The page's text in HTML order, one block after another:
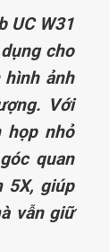
UC W31
cho
hình ảnh
Với
họp nhỏ
quan
5X, giúp
vẫn giữ